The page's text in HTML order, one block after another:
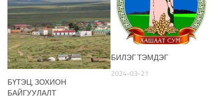
БҮТЭЦ, ЗОХИОН
БАЙГУУЛАЛТ
БИЛЭГ ТЭМДЭГ
2024-03-21